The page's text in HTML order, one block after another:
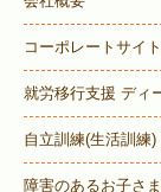
コーポレートサイト
就労移行支援 ディ
自立訓練(生活訓練
障害のあるお子さ